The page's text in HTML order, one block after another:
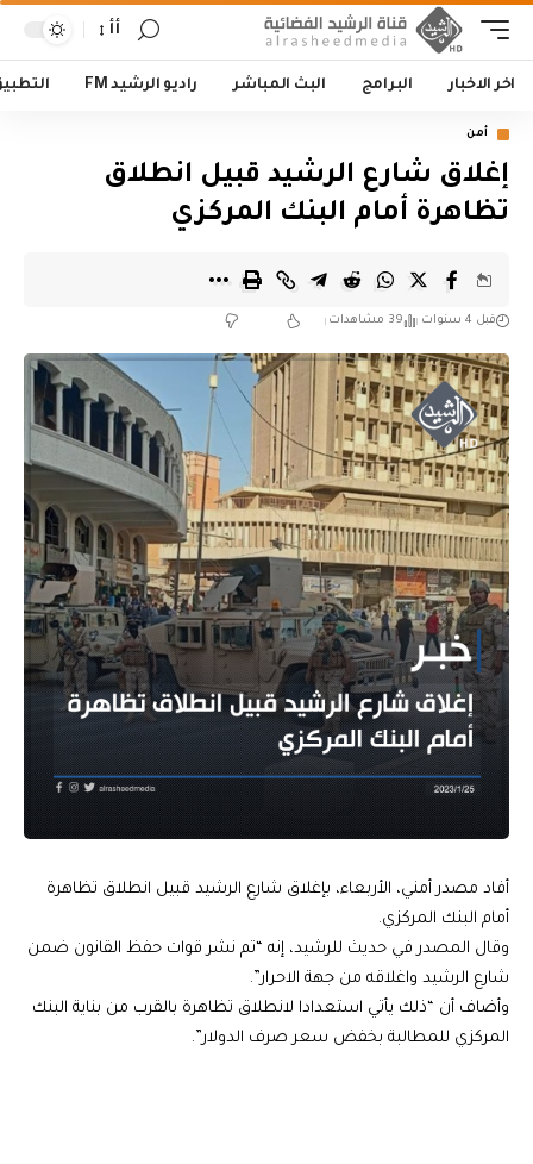
أأ
اخر الاخبار البرامج البث المباشر راديو الرشيد FM
أمن
إغلاق شارع الرشيد قبيل انطلاق
تظاهرة أمام البنك المركزي
قبل 4 سنوات 39 مشاهدات
أفاد مصدر أمني، الأربعاء، بإغلاق شارع الرشيد قبيل انطلاق تظاهرة
أمام البنك المركزي.
وقال المصدر في حديث للرشيد، إنه “تم نشر قوات حفظ القانون ضمن
شارع الرشيد واغلاقه من جهة الاحرار”.
وأضاف أن “ذلك يأتي استعدادا لانطلاق تظاهرة بالقرب من بناية البنك
المركزي للمطالبة بخفض سعر صرف الدولار”.